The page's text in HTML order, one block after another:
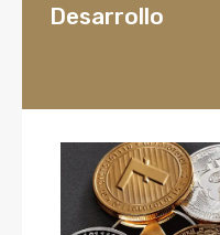
Desarrollo